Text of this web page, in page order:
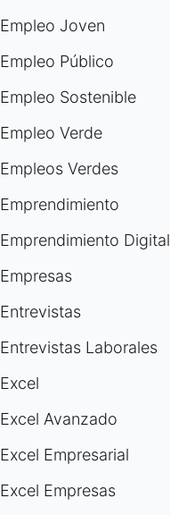
Empleo Joven
Empleo Público
Empleo Sostenible
Empleo Verde
Empleos Verdes
Emprendimiento
Emprendimiento Digital
Empresas
Entrevistas
Entrevistas Laborales
Excel
Excel Avanzado
Excel Empresarial
Excel Empresas